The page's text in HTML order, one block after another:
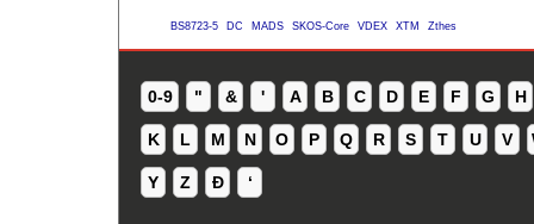
BS8723-5 DC MADS SKOS-Core VDEX XTM Zthes
0-9 " & ' A B C D E F G H
K L M N O P Q R S T U V
Y Z Ð ʻ